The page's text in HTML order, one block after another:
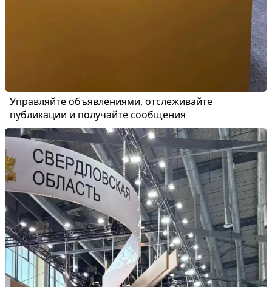
Управляйте объявлениями, отслеживайте
публикации и получайте сообщения
Войти или зарегистрироваться